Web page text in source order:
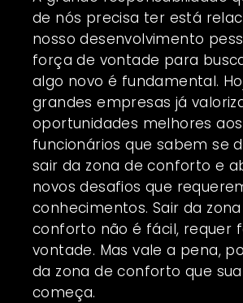
de nós precisa ter está
nosso desenvolvimento
força de vontade para
algo novo é fundamental.
grandes empresas já
oportunidades melhores aos
funcionários que sabem se
sair da zona de conforto e
novos desafios que
conhecimentos. Sair da
conforto não é fácil, requer
vontade. Mas vale a pena,
da zona de conforto que
começa.